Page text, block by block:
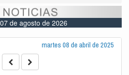
de agosto de 2026
martes 08 de abril de 2025